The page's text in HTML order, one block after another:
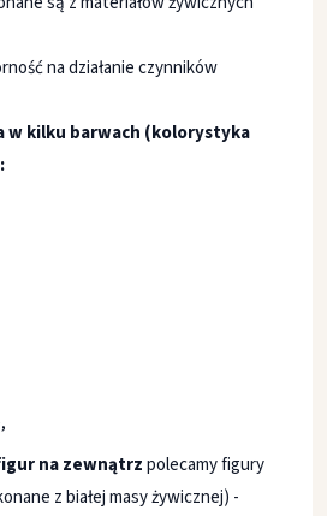
na działanie czynników
w kilku barwach (kolorystyka
na zewnątrzpolecamy figury
z białej masy żywicznej) -